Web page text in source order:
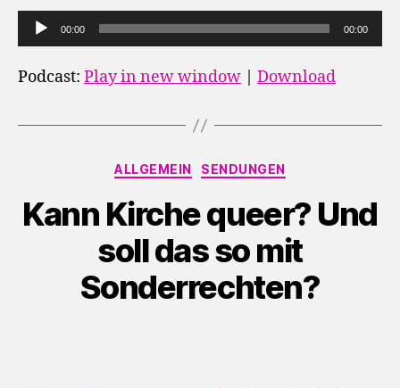
u
o
P
y
e
00:00 00:00
Podcast: Play in new window Download
Kategorien
ALLGEMEIN SENDUNGEN
Kann Kirche queer? Und
soll das so mit
Sonderrechten?